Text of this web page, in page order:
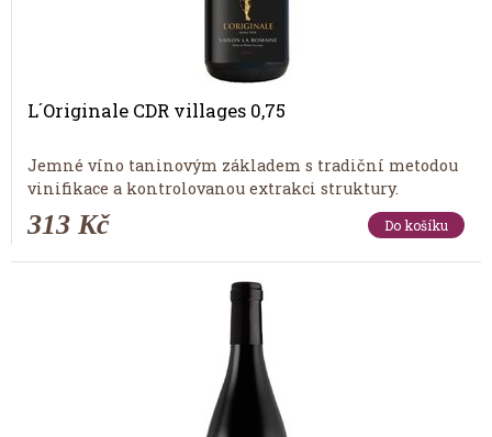
L´Originale CDR villages 0,75
Jemné víno taninovým základem s tradiční metodou
vinifikace a kontrolovanou extrakci struktury.
313 Kč Do košíku